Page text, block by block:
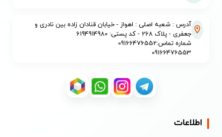
آدرس : شعبه اصلی : اهواز - خیابان قنادان زاده بین نادری و
جعفری - پلاک 268 - کد پستی: 6194914980
شماره تماس:09166476552
09166476553
اطلاعات